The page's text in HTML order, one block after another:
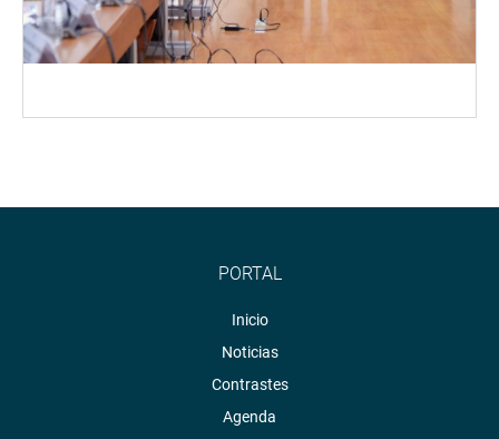
PORTAL
Inicio
Noticias
Contrastes
Agenda